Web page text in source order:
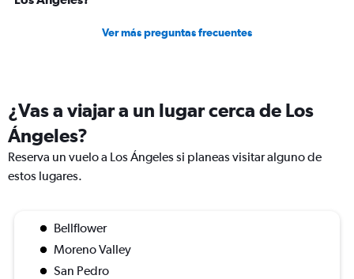
Ver más preguntas frecuentes
¿Vas a viajar a un lugar cerca de Los
Ángeles?
Reserva un vuelo a Los Ángeles si planeas visitar alguno de
estos lugares.
Bellflower
Moreno Valley
San Pedro